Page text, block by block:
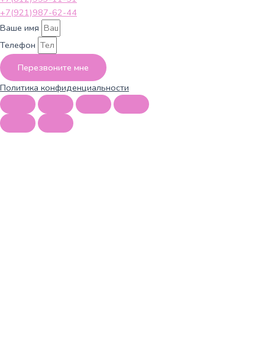
+7(921)987-62-44
Ваше имя
Телефон
Перезвоните мне
Политика конфиденциальности